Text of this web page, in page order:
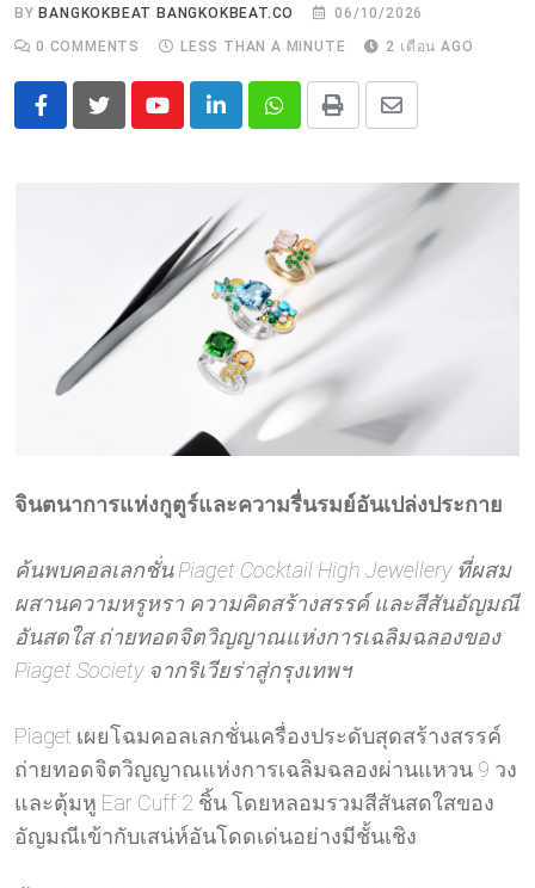
BY BANGKOKBEAT BANGKOKBEAT.CO
06/10/2026
0 COMMENTS LESS THAN A MINUTE 2 เดือน AGO
YoutubeLinkedInWhatsapp
Print
Share
Email
จินตนาการแห่งกูตูร์และความรื่นรมย์อันเปล่งประกาย
ค้นพบคอลเลกชั่น Piaget Cocktail High Jewellery ที่ผสม
ผสานความหรูหรา ความคิดสร้างสรรค์ และสีสันอัญมณี
อันสดใส ถ่ายทอดจิตวิญญาณแห่งการเฉลิมฉลองของ
Piaget Society จากริเวียร่าสู่กรุงเทพฯ
Piaget เผยโฉมคอลเลกชั่นเครื่องประดับสุดสร้างสรรค์
ถ่ายทอดจิตวิญญาณแห่งการเฉลิมฉลองผ่านแหวน 9 วง
และตุ้มหู Ear Cuff 2 ชิ้น โดยหลอมรวมสีสันสดใสของ
อัญมณีเข้ากับเสน่ห์อันโดดเด่นอย่างมีชั้นเชิง